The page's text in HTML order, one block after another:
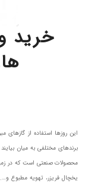
خرید
این روزها استفاده از
برندهای مختلفی به میان بیایند
محصولات صنعتی است که در
یخچال فریزر، تهویه مطبوع